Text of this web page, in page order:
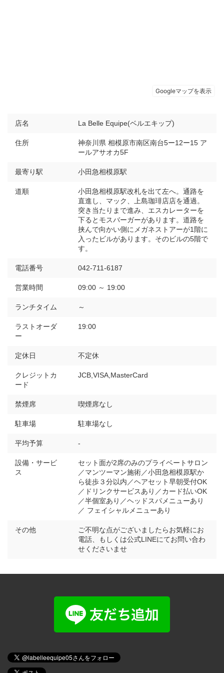
店名 La Belle Equipe(ベルエキップ)
住所
神奈川県 相模原市南区南台5ー12ー15 ア
ールアサオカ5F
最寄り駅 小田急相模原駅
道順
小田急相模原駅改札を出て左へ。通路を
直進し、マック、上島珈琲店店を通過。
突き当たりまで進み、エスカレーターを
下るとモスバーガーがあります。道路を
挟んで向かい側にメガネストアーが1階に
入ったビルがあります。そのビルの5階で
す。
電話番号 042-711-6187
営業時間 09:00 ～ 19:00
ランチタイム ～
ラストオーダ
ー
19:00
定休日 不定休
クレジットカ
ード
JCB,VISA,MasterCard
禁煙席 喫煙席なし
駐車場 駐車場なし
平均予算 -
設備・サービ
ス
セット面が2席のみのプライベートサロン
／マンツーマン施術／小田急相模原駅か
ら徒歩３分以内／ヘアセット早朝受付OK
／ドリンクサービスあり／カード払いOK
／半個室あり／ヘッドスパメニューあり
／ フェイシャルメニューあり
その他
ご不明な点がございましたらお気軽にお
電話、もしくは公式LINEにてお問い合わ
せくださいませ